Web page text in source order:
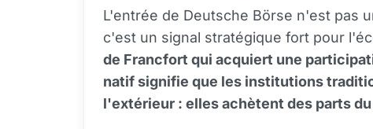
L'entrée de Deutsche Börse n'est pas
c'est un signal stratégique fort pour
de Francfort qui acquiert une
natif signifie que les institutions
l'extérieur : elles achètent des parts